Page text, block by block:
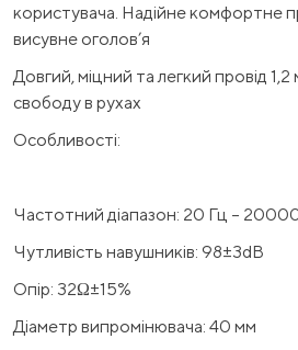
користувача. Надійне комфортне
висувне оголов’я
Довгий, міцний та легкий провід
свободу в рухах
Особливості:
Частотний діапазон: 20 Гц –
Чутливість навушників: 98±3dB
Опір: 32Ω±15%
Діаметр випромінювача: 40 мм